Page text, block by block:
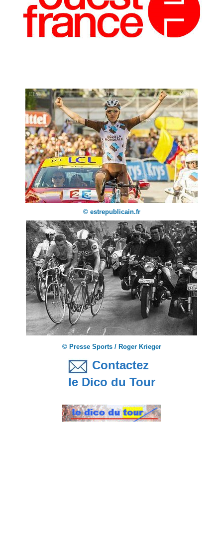
© estrepublicain.fr
© Presse Sports / Roger Krieger
Contactez
le Dico du Tour